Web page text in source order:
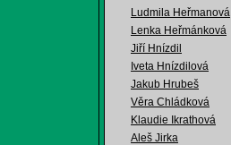
Ludmila Heřmanová
Lenka Heřmánková
Jiří Hnízdil
Iveta Hnízdilová
Jakub Hrubeš
Věra Chládková
Klaudie Ikrathová
Aleš Jirka